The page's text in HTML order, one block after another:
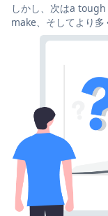
しかし、次はa
make、そしてより多